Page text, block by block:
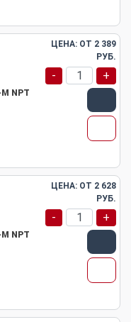
NPT
ЦЕНА: ОТ 2 389
РУБ.
- +
NPT
ЦЕНА: ОТ 2 628
РУБ.
- +